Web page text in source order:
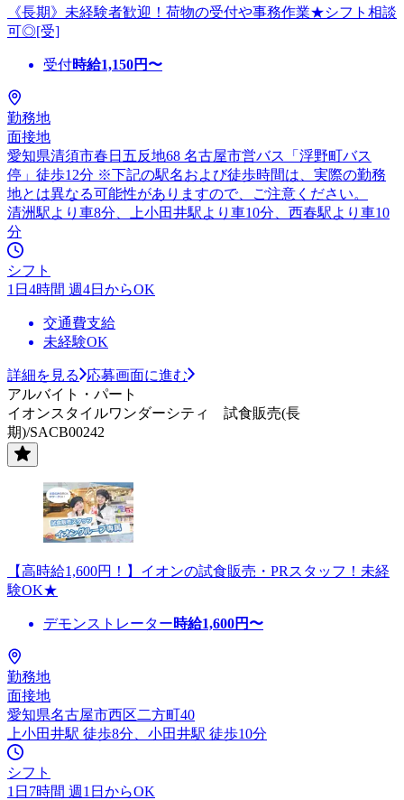
《長期》未経験者歓迎！荷物の受付や事務作業★シフト相談
可◎[受]
受付時給1,150円〜
勤務地
面接地
愛知県清須市春日五反地68 名古屋市営バス「浮野町バス
停」徒歩12分 ※下記の駅名および徒歩時間は、実際の勤務
地とは異なる可能性がありますので、ご注意ください。
清洲駅より車8分、上小田井駅より車10分、西春駅より車10
分
シフト
1日4時間 週4日からOK
交通費支給
未経験OK
詳細を見る
応募画面に進む
アルバイト・パート
イオンスタイルワンダーシティ 試食販売(長
期)/SACB00242
【高時給1,600円！】イオンの試食販売・PRスタッフ！未経
験OK★
デモンストレーター時給1,600円〜
勤務地
面接地
愛知県名古屋市西区二方町40
上小田井駅 徒歩8分、小田井駅 徒歩10分
シフト
1日7時間 週1日からOK